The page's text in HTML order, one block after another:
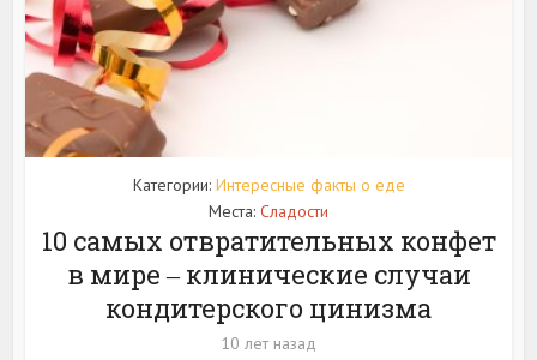
Категории: Интересные факты о еде
Места: Сладости
10 самых отвратительных конфет
в мире ‒ клинические случаи
кондитерского цинизма
10 лет назад